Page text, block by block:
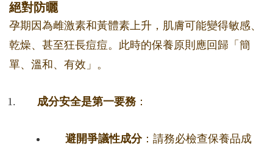
絕對防曬
孕期因為雌激素和黃體素上升，肌膚可能變得敏感、
乾燥、甚至狂長痘痘。此時的保養原則應回歸「簡
單、溫和、有效」。
成分安全是第一要務：
避開爭議性成分：請務必檢查保養品成